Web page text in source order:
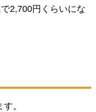
2,700円くらいにな
。